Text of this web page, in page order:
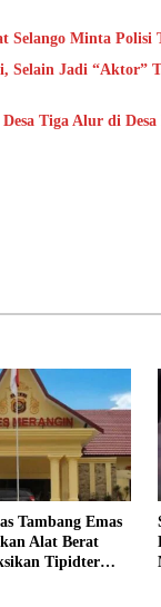
Selango Minta Polisi
Jadi “Aktor”
Tiga Alur di
Tambang Emas
Alat Berat
Tipidter